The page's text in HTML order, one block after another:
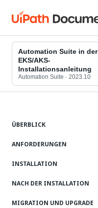
Automation Suite in der
EKS/AKS-
Installationsanleitung
Automation Suite · 2023.10
ÜBERBLICK
ANFORDERUNGEN
INSTALLATION
NACH DER INSTALLATION
MIGRATION UND UPGRADE